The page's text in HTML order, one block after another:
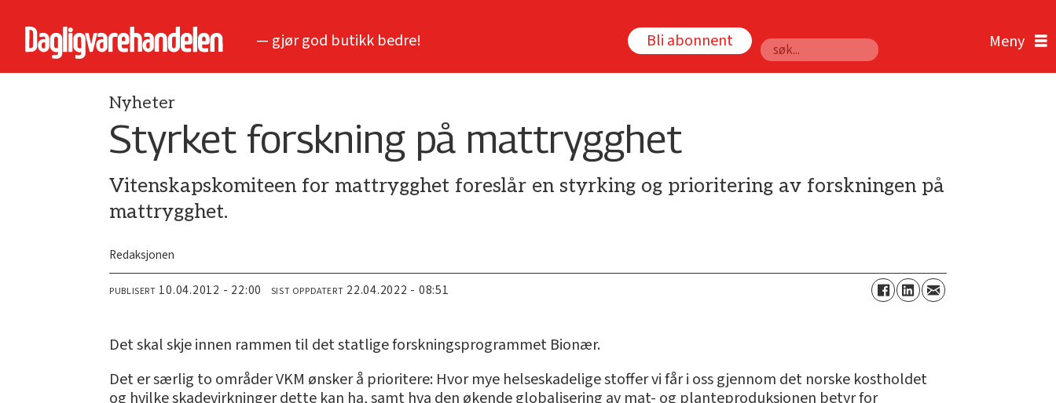
— gjør god butikk bedre! Bli abonnent
Søk
Nyheter
Styrket forskning på mattrygghet
Vitenskapskomiteen for mattrygghet foreslår en styrking og prioritering av forskningen på
mattrygghet.
Redaksjonen
PUBLISERT 10.04.2012 - 22:00 SIST OPPDATERT 22.04.2022 - 08:51
Det skal skje innen rammen til det statlige forskningsprogrammet Bionær.
Det er særlig to områder VKM ønsker å prioritere: Hvor mye helseskadelige stoffer vi får i oss gjennom det norske kostholdet